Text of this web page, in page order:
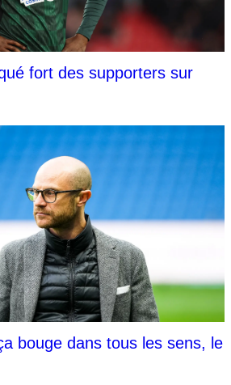
fort des supporters sur
bouge dans tous les sens, le